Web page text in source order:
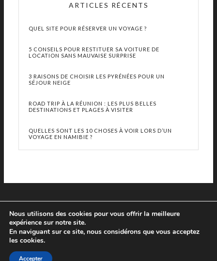
ARTICLES RÉCENTS
QUEL SITE POUR RÉSERVER UN VOYAGE ?
5 CONSEILS POUR RESTITUER SA VOITURE DE
LOCATION SANS MAUVAISE SURPRISE
3 RAISONS DE CHOISIR LES PYRÉNÉES POUR UN
SÉJOUR NEIGE
ROAD TRIP À LA RÉUNION : LES PLUS BELLES
DESTINATIONS ET PLAGES À VISITER
QUELLES SONT LES 10 CHOSES À VOIR LORS D’UN
VOYAGE EN NAMIBIE ?
Nous utilisons des cookies pour vous offrir la meilleure
expérience sur notre site.
En naviguant sur ce site, nous considérons que vous acceptez
les cookies.
Accepter